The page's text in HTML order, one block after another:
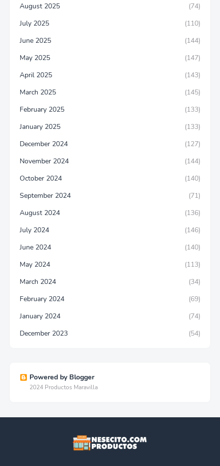
August 2025
(74)
July 2025
(110)
June 2025
(144)
May 2025
(147)
April 2025
(143)
March 2025
(145)
February 2025
(133)
January 2025
(133)
December 2024
(127)
November 2024
(144)
October 2024
(140)
September 2024
(71)
August 2024
(136)
July 2024
(146)
June 2024
(140)
May 2024
(113)
March 2024
(34)
February 2024
(69)
January 2024
(74)
December 2023
(54)
Powered by Blogger
2024 Productos Maravilla